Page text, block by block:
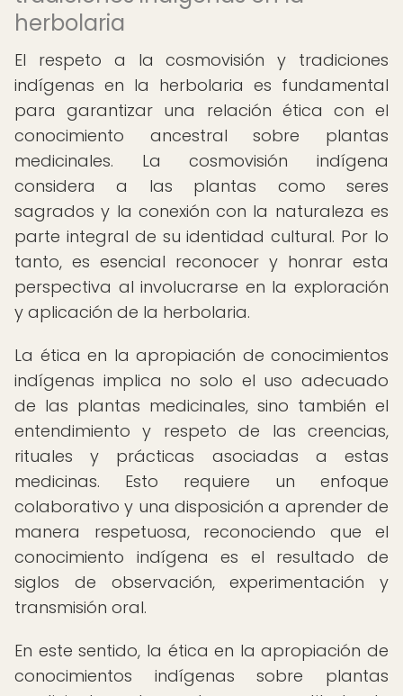
herbolaria
El respeto a la cosmovisión y tradiciones
indígenas en la herbolaria es fundamental
para garantizar una relación ética con el
conocimiento ancestral sobre plantas
medicinales. La cosmovisión indígena
considera a las plantas como seres
sagrados y la conexión con la naturaleza es
parte integral de su identidad cultural. Por lo
tanto, es esencial reconocer y honrar esta
perspectiva al involucrarse en la exploración
y aplicación de la herbolaria.
La ética en la apropiación de conocimientos
indígenas implica no solo el uso adecuado
de las plantas medicinales, sino también el
entendimiento y respeto de las creencias,
rituales y prácticas asociadas a estas
medicinas. Esto requiere un enfoque
colaborativo y una disposición a aprender de
manera respetuosa, reconociendo que el
conocimiento indígena es el resultado de
siglos de observación, experimentación y
transmisión oral.
En este sentido, la ética en la apropiación de
conocimientos indígenas sobre plantas